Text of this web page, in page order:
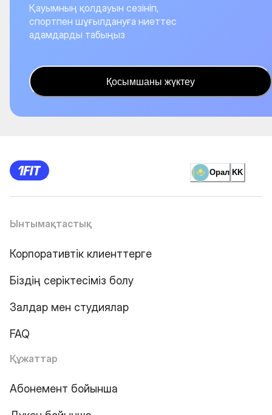
Қауымның қолдауын сезініп,
спортпен шұғылдануға ниеттес
адамдарды табыңыз
Қосымшаны жүктеу
Орал KK
Ынтымақтастық
Корпоративтік клиенттерге
Біздің серіктесіміз болу
Залдар мен студиялар
FAQ
Құжаттар
Абонемент бойынша